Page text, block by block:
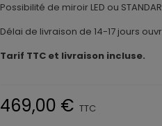
Possibilité de miroir LED ou
Délai de livraison de 14-17 jours
Tarif TTC et livraison incluse.
469,00 € TTC